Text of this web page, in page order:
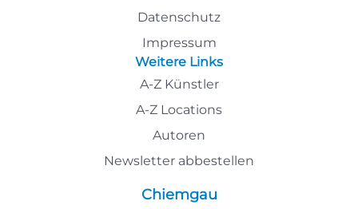
Datenschutz
Impressum
Weitere Links
A-Z Künstler
A-Z Locations
Autoren
Newsletter abbestellen
Chiemgau